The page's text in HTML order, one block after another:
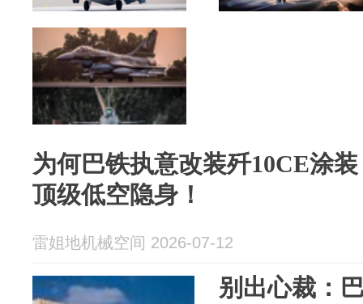
为何巴铁执意改装歼10CE涂
顶级低空隐身！
雷姐地机械空间 2026-07-12
别出心裁：